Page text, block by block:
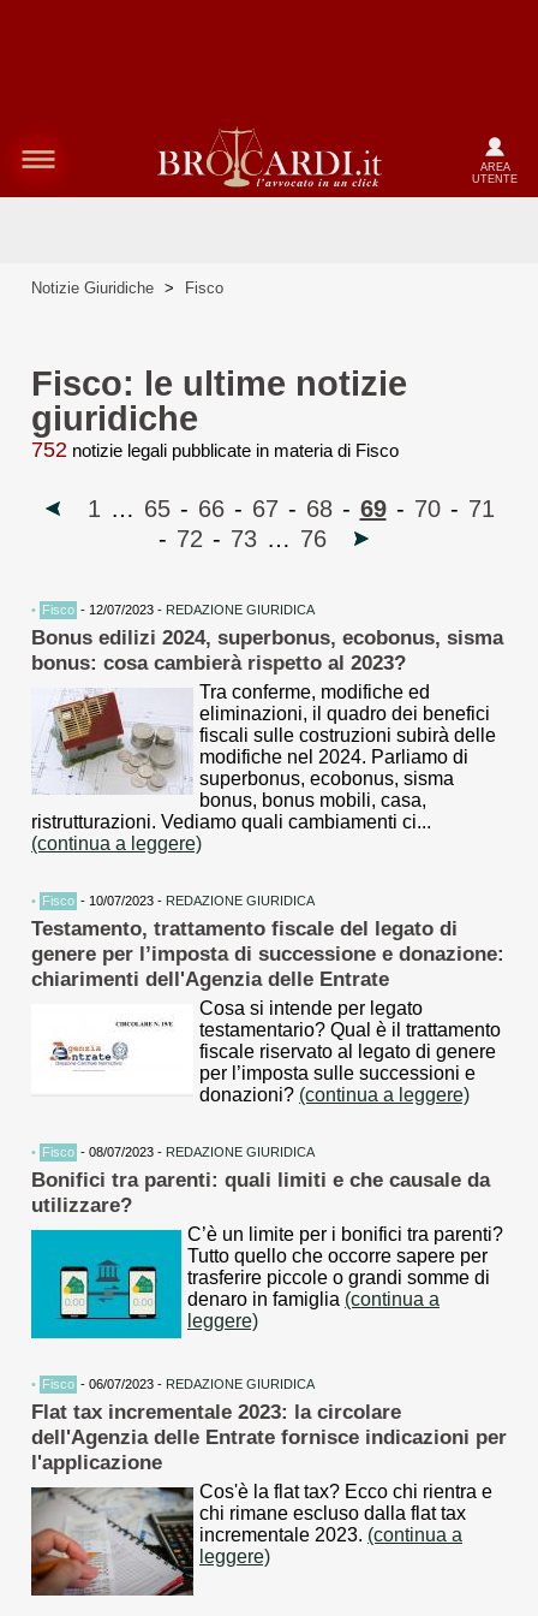
AREA
UTENTE
Notizie Giuridiche > Fisco
Fisco: le ultime notizie
giuridiche
752 notizie legali pubblicate in materia di Fisco
1 … 65 - 66 - 67 - 68 - 69 - 70 - 71
- 72 - 73 … 76
• Fisco - 12/07/2023 - REDAZIONE GIURIDICA
Bonus edilizi 2024, superbonus, ecobonus, sisma
bonus: cosa cambierà rispetto al 2023?
Tra conferme, modifiche ed
eliminazioni, il quadro dei benefici
fiscali sulle costruzioni subirà delle
modifiche nel 2024. Parliamo di
superbonus, ecobonus, sisma
bonus, bonus mobili, casa,
ristrutturazioni. Vediamo quali cambiamenti ci...
(continua a leggere)
• Fisco - 10/07/2023 - REDAZIONE GIURIDICA
Testamento, trattamento fiscale del legato di
genere per l’imposta di successione e donazione:
chiarimenti dell'Agenzia delle Entrate
Cosa si intende per legato
testamentario? Qual è il trattamento
fiscale riservato al legato di genere
per l’imposta sulle successioni e
donazioni? (continua a leggere)
• Fisco - 08/07/2023 - REDAZIONE GIURIDICA
Bonifici tra parenti: quali limiti e che causale da
utilizzare?
C’è un limite per i bonifici tra parenti?
Tutto quello che occorre sapere per
trasferire piccole o grandi somme di
denaro in famiglia (continua a
leggere)
• Fisco - 06/07/2023 - REDAZIONE GIURIDICA
Flat tax incrementale 2023: la circolare
dell'Agenzia delle Entrate fornisce indicazioni per
l'applicazione
Cos'è la flat tax? Ecco chi rientra e
chi rimane escluso dalla flat tax
incrementale 2023. (continua a
leggere)